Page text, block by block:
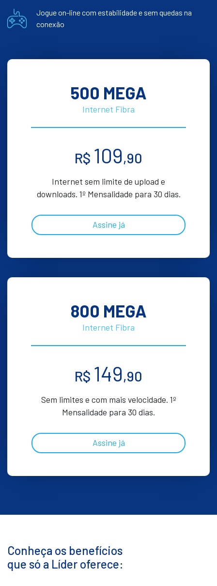
Jogue on-line com estabilidade e sem quedas na
conexão
500 MEGA
Internet Fibra
R$ 109,90
Internet sem limite de upload e
downloads. 1º Mensalidade para 30 dias.
Assine já
800 MEGA
Internet Fibra
R$ 149,90
Sem limites e com mais velocidade. 1º
Mensalidade para 30 dias.
Assine já
Conheça os benefícios
que só a Líder oferece: